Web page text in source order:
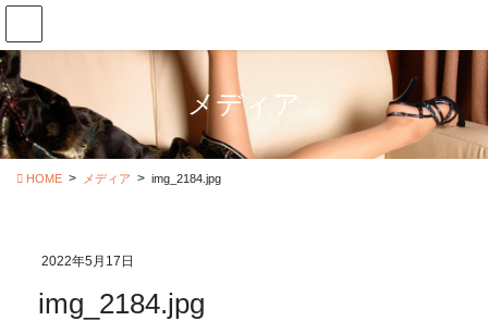
コ
テ
ン
ツ
に
移
ナ
ゲ
ー
シ
ョ
ン
メディア
HOME メディア img_2184.jpg
2022年5月17日
img_2184.jpg